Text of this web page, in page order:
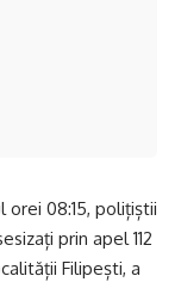
orei 08:15, polițiștii
prin apel 112
Filipești, a